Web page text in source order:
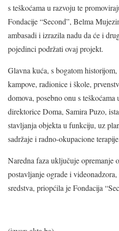
s teškoćama u razvoju te
Fondacije “Second”, Belma
ambasadi i izrazila nadu da će i
pojedinci podržati ovaj projekt.
Glavna kuća, s bogatom
kampove, radionice i škole,
domova, posebno onu s
direktorice Doma, Samira Puzo,
stavljanja objekta u funkciju, uz
sadržaje i radno-okupacione
Naredna faza uključuje opremanje
postavljanje ograde i
sredstva, priopćila je Fondacija